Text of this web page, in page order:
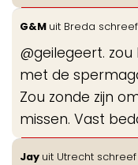
G&M uit Breda
@geilegeert.
met de
Zou zonde zijn
missen. Vast
Jay uit Utrecht